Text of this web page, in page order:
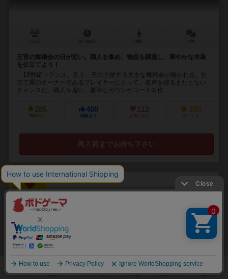
王宮の舞踏会の日が近い。職人を集め、物品を調達し、華やかな衣装
を仕立てよう！
18世紀フランス。近く、王の主催する大きな舞踏会が開かれる。仕
立て屋のオーナーであるプレイヤーにとって、名声を得るまたとない
チャンスだ。職人を雇い、豪華なガウンやコートを作...
285
興味あり
400
経験あり
112
お気に入り
335
持ってる
再入荷までお待ち下さい
No.32